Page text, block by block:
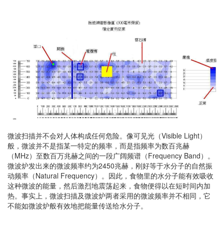
微波扫描并不会对人体构成任何危险。像可见光（Visible Light）
般，微波并不是指某一特定的频率，而是指频率为数百兆赫
（MHz）至数百万兆赫之间的一段广阔频谱（Frequency Band）。
微波炉发出来的微波频率约为2450兆赫，刚好等于水分子的自然振
动频率（Natural Frequency）。因此，食物里的水分子能有效吸收
这种微波的能量，然后激烈地震荡起来，食物便得以在短时间内加
热。事实上，微波扫描及微波炉两者采用的微波频率并不相同，它
不能如微波炉般有效地把能量传送给水分子。